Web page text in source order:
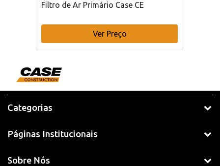
Filtro de Ar Primário Case CE
Ver Preço
Categorias
Páginas Institucionais
Sobre Nós